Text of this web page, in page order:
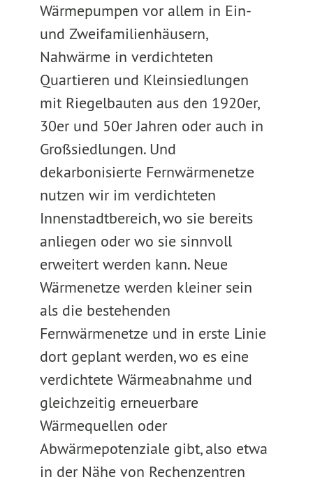
Wärmepumpen vor allem in Ein-
und Zweifamilienhäusern,
Nahwärme in verdichteten
Quartieren und Kleinsiedlungen
mit Riegelbauten aus den 1920er,
30er und 50er Jahren oder auch in
Großsiedlungen. Und
dekarbonisierte Fernwärmenetze
nutzen wir im verdichteten
Innenstadtbereich, wo sie bereits
anliegen oder wo sie sinnvoll
erweitert werden kann. Neue
Wärmenetze werden kleiner sein
als die bestehenden
Fernwärmenetze und in erste Linie
dort geplant werden, wo es eine
verdichtete Wärmeabnahme und
gleichzeitig erneuerbare
Wärmequellen oder
Abwärmepotenziale gibt, also etwa
in der Nähe von Rechenzentren